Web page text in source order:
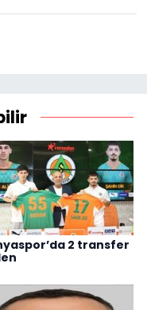
2 transfer